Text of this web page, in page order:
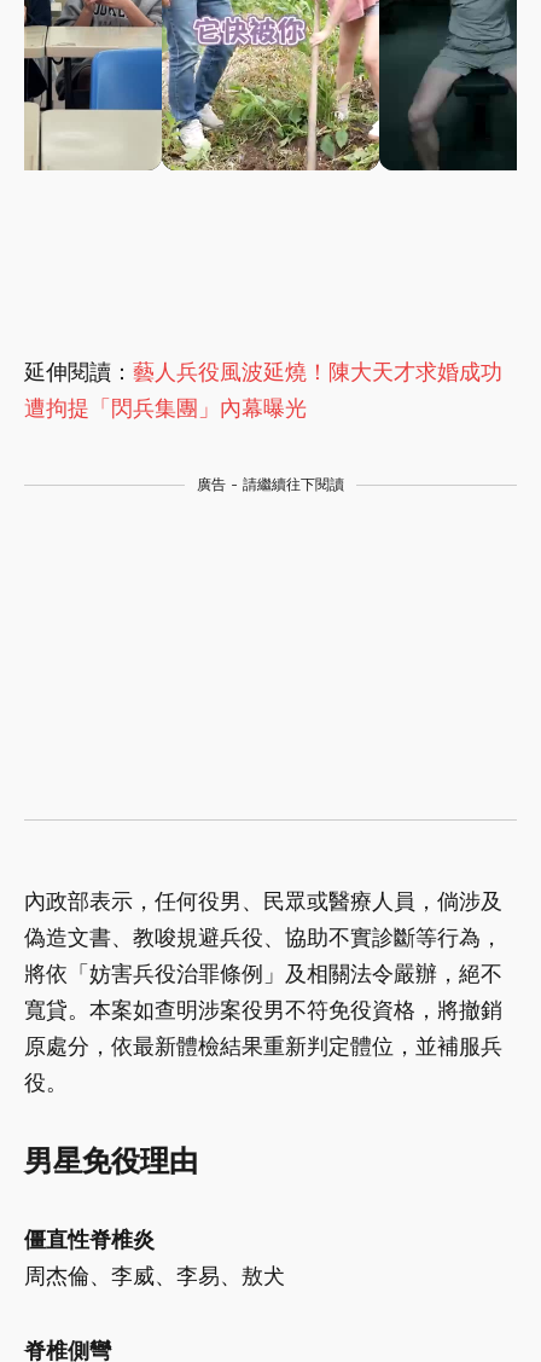
延伸閱讀： 藝人兵役風波延燒！陳大天才求婚成功
遭拘提「閃兵集團」內幕曝光
廣告 - 請繼續往下閱讀
內政部表示，任何役男、民眾或醫療人員，倘涉及
偽造文書、教唆規避兵役、協助不實診斷等行為，
將依「妨害兵役治罪條例」及相關法令嚴辦，絕不
寬貸。本案如查明涉案役男不符免役資格，將撤銷
原處分，依最新體檢結果重新判定體位，並補服兵
役。
男星免役理由
僵直性脊椎炎
周杰倫、李威、李易、敖犬
脊椎側彎